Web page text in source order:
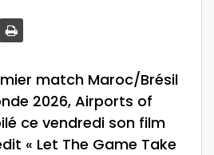
match Maroc/Brésil
2026, Airports of
ce vendredi son film
« Let The Game Take